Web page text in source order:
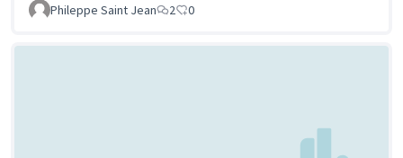
Phileppe Saint Jean
2 0